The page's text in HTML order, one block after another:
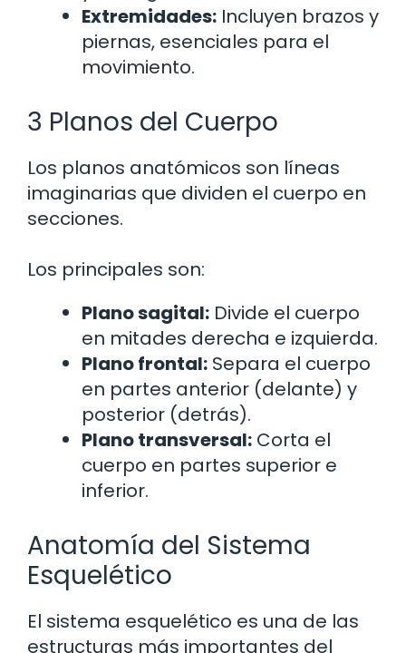
Extremidades: Incluyen brazos y
piernas, esenciales para el
movimiento.
3 Planos del Cuerpo
Los planos anatómicos son líneas
imaginarias que dividen el cuerpo en
secciones.
Los principales son:
Plano sagital: Divide el cuerpo
en mitades derecha e izquierda.
Plano frontal: Separa el cuerpo
en partes anterior (delante) y
posterior (detrás).
Plano transversal: Corta el
cuerpo en partes superior e
inferior.
Anatomía del Sistema
Esquelético
El sistema esquelético es una de las
estructuras más importantes del